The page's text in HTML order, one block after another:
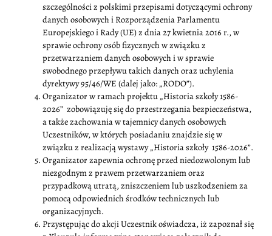
szczególności z polskimi przepisami dotyczącymi ochrony
danych osobowych i Rozporządzenia Parlamentu
Europejskiego i Rady (UE) z dnia 27 kwietnia 2016 r., w
sprawie ochrony osób fizycznych w związku z
przetwarzaniem danych osobowych i w sprawie
swobodnego przepływu takich danych oraz uchylenia
dyrektywy 95/46/WE (dalej jako: „RODO”).
Organizator w ramach projektu „Historia szkoły 1586-
2026” zobowiązuję się do przestrzegania bezpieczeństwa,
a także zachowania w tajemnicy danych osobowych
Uczestników, w których posiadaniu znajdzie się w
związku z realizacją wystawy „Historia szkoły 1586-2026”.
Organizator zapewnia ochronę przed niedozwolonym lub
niezgodnym z prawem przetwarzaniem oraz
przypadkową utratą, zniszczeniem lub uszkodzeniem za
pomocą odpowiednich środków technicznych lub
organizacyjnych.
Przystępując do akcji Uczestnik oświadcza, iż zapoznał się